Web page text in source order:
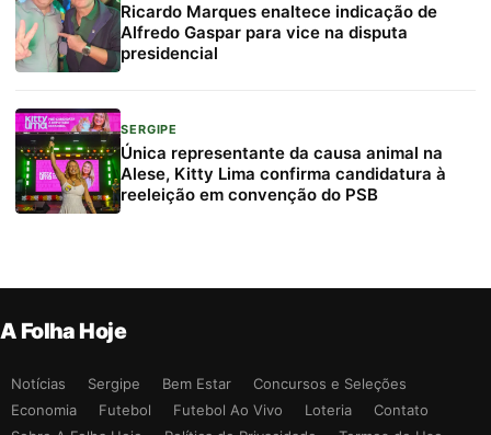
Ricardo Marques enaltece indicação de
Alfredo Gaspar para vice na disputa
presidencial
SERGIPE
Única representante da causa animal na
Alese, Kitty Lima confirma candidatura à
reeleição em convenção do PSB
A Folha Hoje
Notícias Sergipe Bem Estar
Concursos e Seleções
Economia
Futebol Futebol Ao Vivo Loteria
Contato